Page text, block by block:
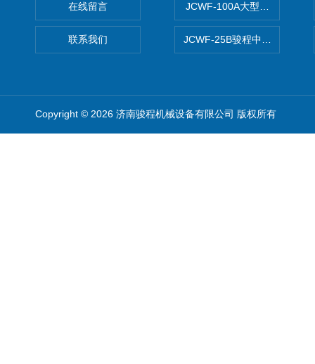
在线留言
联系我们
JCWF-100A大型中药材超微
JCWF-25B骏程中草药超细粉
Copyright © 2026 济南骏程机械设备有限公司 版权所有